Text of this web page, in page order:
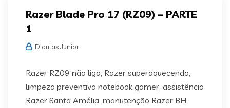
Razer Blade Pro 17 (RZ09) – PARTE
1
Diaulas Junior
Razer RZ09 não liga, Razer superaquecendo,
limpeza preventiva notebook gamer, assistência
Razer Santa Amélia, manutenção Razer BH,